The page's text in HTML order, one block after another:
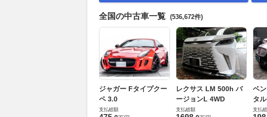
全国の中古車一覧 (536,672件)
ジャガー Fタイプクー
ペ 3.0
支払総額
レクサス LM 500h バ
ージョンL 4WD
支払総額
ベ
タ
6.0
支払